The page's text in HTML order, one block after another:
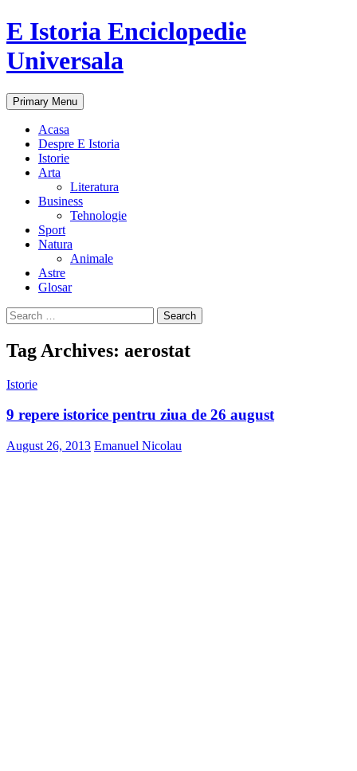
E Istoria Enciclopedie
Universala
Search
Primary Menu Skip
to
Acasa
Despre E Istoria
Istorie
Arta
Literatura
Business
Tehnologie
Sport
Natura
Animale
Astre
Glosar
Search
for:
Tag Archives: aerostat
Istorie
9 repere istorice pentru ziua de 26 august
August 26, 2013 Emanuel Nicolau